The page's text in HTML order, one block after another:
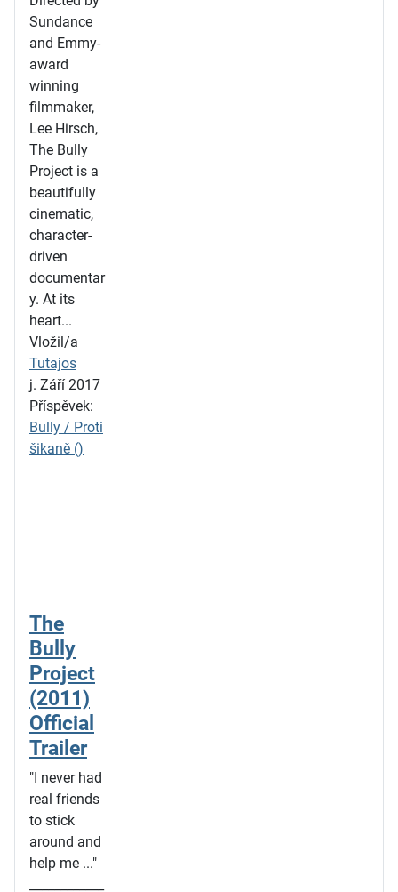
Sundance
and Emmy-
award
winning
filmmaker,
Lee Hirsch,
The Bully
Project is a
beautifully
cinematic,
character-
driven
documentar
y. At its
heart...
Vložil/a
Tutajos
j. Září 2017
Příspěvek:
Bully / Proti
šikaně ()
The
Bully
Project
(2011)
Official
Trailer
"I never had
real friends
to stick
around and
help me ..."